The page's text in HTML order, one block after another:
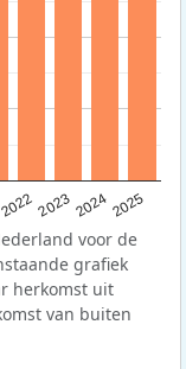
2022202320242025
voor de
grafiek
herkomst uit
van buiten